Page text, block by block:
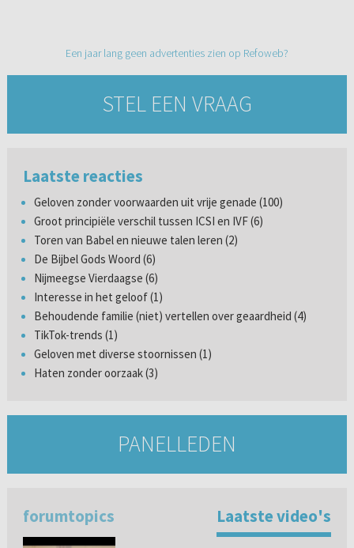
Een jaar lang geen advertenties zien op Refoweb?
STEL EEN VRAAG
Laatste reacties
Geloven zonder voorwaarden uit vrije genade (100)
Groot principiële verschil tussen ICSI en IVF (6)
Toren van Babel en nieuwe talen leren (2)
De Bijbel Gods Woord (6)
Nijmeegse Vierdaagse (6)
Interesse in het geloof (1)
Behoudende familie (niet) vertellen over geaardheid (4)
TikTok-trends (1)
Geloven met diverse stoornissen (1)
Haten zonder oorzaak (3)
PANELLEDEN
forumtopics Laatste video's